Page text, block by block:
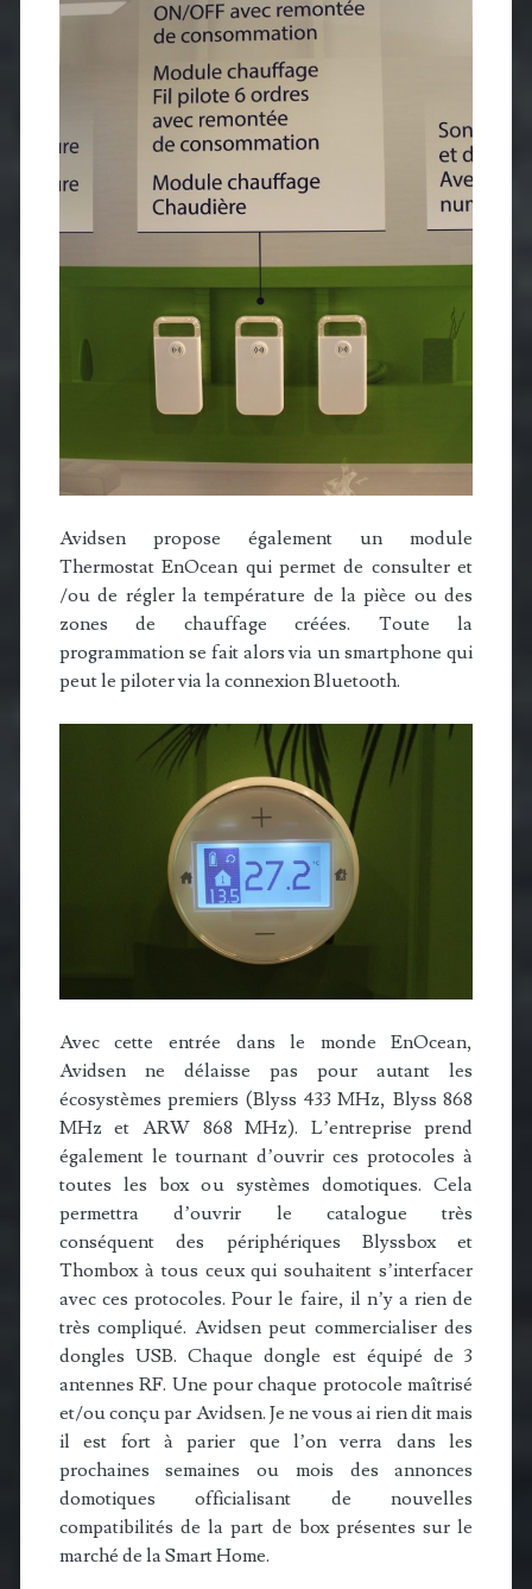
Avidsen propose également un module
Thermostat EnOcean qui permet de consulter et
/ou de régler la température de la pièce ou des
zones de chauffage créées. Toute la
programmation se fait alors via un smartphone qui
peut le piloter via la connexion Bluetooth.
Avec cette entrée dans le monde EnOcean,
Avidsen ne délaisse pas pour autant les
écosystèmes premiers (Blyss 433 MHz, Blyss 868
MHz et ARW 868 MHz). L’entreprise prend
également le tournant d’ouvrir ces protocoles à
toutes les box ou systèmes domotiques. Cela
permettra d’ouvrir le catalogue très
conséquent des périphériques Blyssbox et
Thombox à tous ceux qui souhaitent s’interfacer
avec ces protocoles. Pour le faire, il n’y a rien de
très compliqué. Avidsen peut commercialiser des
dongles USB. Chaque dongle est équipé de 3
antennes RF. Une pour chaque protocole maîtrisé
et/ou conçu par Avidsen. Je ne vous ai rien dit mais
il est fort à parier que l’on verra dans les
prochaines semaines ou mois des annonces
domotiques officialisant de nouvelles
compatibilités de la part de box présentes sur le
marché de la Smart Home.